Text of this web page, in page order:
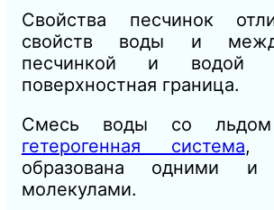
Свойства песчинок
свойств воды и
песчинкой и водой
поверхностная граница.
Смесь воды со
гетерогенная система,
образована одними
молекулами.